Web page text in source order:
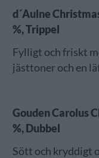
d´Aulne
%, Trippel
Fylligt och friskt
jästtoner och en
Gouden Carolus
%, Dubbel
Sött och kryddigt